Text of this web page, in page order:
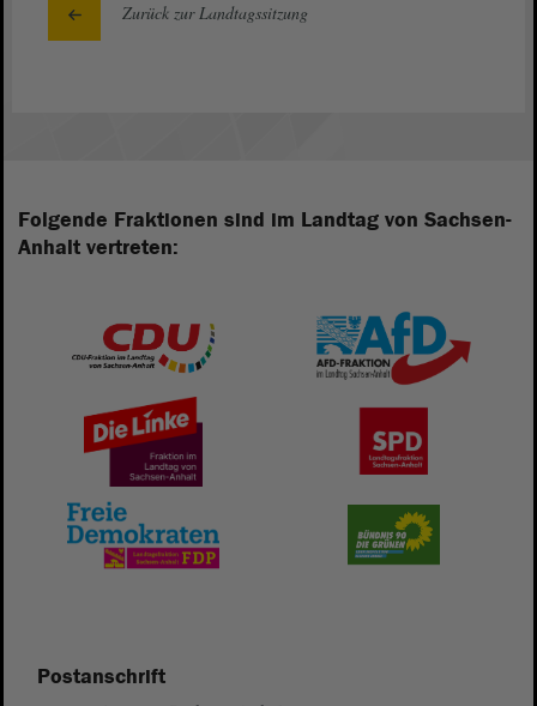
Zurück zur Landtagssitzung
Folgende Fraktionen sind im Landtag von Sachsen-
Anhalt vertreten:
Postanschrift